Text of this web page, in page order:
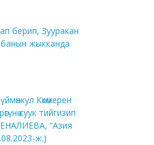
берип, Зууракан
жыкканда
Көкөмерен
суук тийгизип
“Азия
ж.)